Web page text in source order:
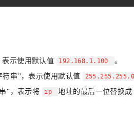
示使用默认值 192.168.1.100 。
串''，表示使用默认值
''，表示将 ip 地址的最后一位替换成